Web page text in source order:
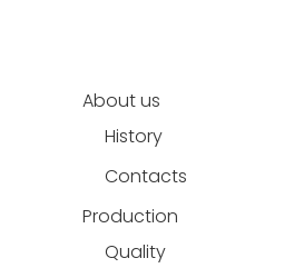
About us
History
Contacts
Production
Quality